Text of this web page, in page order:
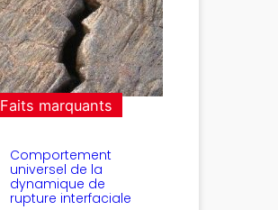
Faits marquants
Comportement
universel de la
dynamique de
rupture interfaciale